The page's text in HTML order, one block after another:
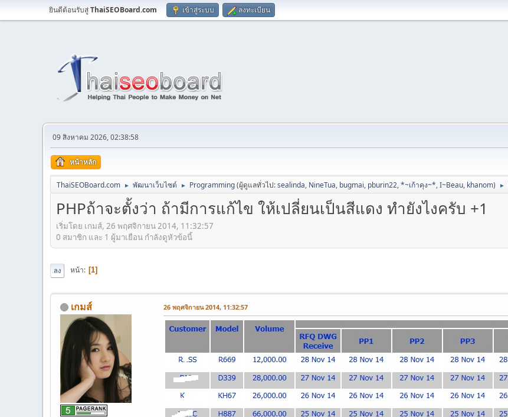
ยินดีต้อนรับสู่ThaiSEOBoard.com เข้าสู่ระบบ ลงทะเบียน
09 สิงหาคม 2026, 02:38:58
หน้าหลัก
ThaiSEOBoard.com ► พัฒนาเว็บไซต์ ► Programming(ผู้ดูแลทั่วไป:sealinda, NineTua, bugmai, pburin22,*~เก้าคุง~*,I~Beau, khanom) ►
PHPถ้าจะตั้งว่า ถ้ามีการแก้ไข ให้เปลี่ยนเป็นสีแดง ทำยังไงครับ +1
เริ่มโดย เกมส์, 26 พฤศจิกายน 2014, 11:32:57
0 สมาชิก และ 1 ผู้มาเยือน กำลังดูหัวข้อนี้
ลง หน้า 1
เกมส์ 26 พฤศจิกายน 2014, 11:32:57